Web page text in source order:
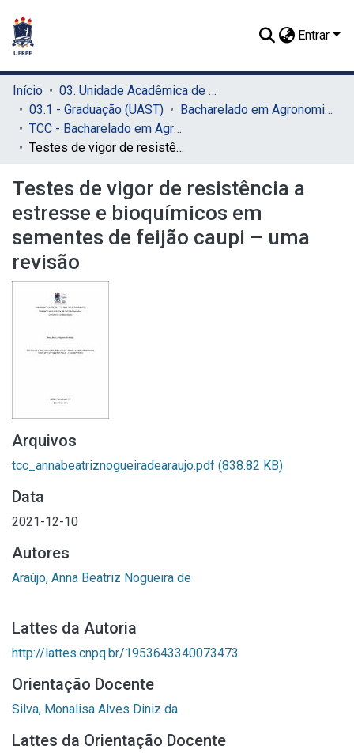
Entrar
Início
03. Unidade Acadêmica de Serra Talhada (UAST)
03.1 - Graduação (UAST)
Bacharelado em Agronomia (UAST)
TCC - Bacharelado em Agronomia (UAST)
Testes de vigor de resistência a estresse e bioquímicos em sementes de feijão caupi – uma revisão
Testes de vigor de resistência a
estresse e bioquímicos em
sementes de feijão caupi – uma
revisão
Arquivos
tcc_annabeatriznogueiradearaujo.pdf (838.82 KB)
Data
2021-12-10
Autores
Araújo, Anna Beatriz Nogueira de
Lattes da Autoria
http://lattes.cnpq.br/1953643340073473
Orientação Docente
Silva, Monalisa Alves Diniz da
Lattes da Orientação Docente